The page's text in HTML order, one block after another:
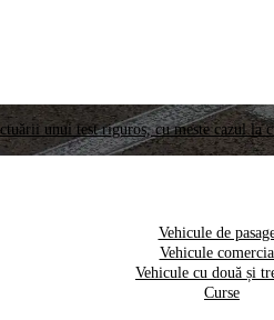
unui test riguros, cu meste cazul
Vehicule de
Vehicule
Vehicule cu două și
Curse